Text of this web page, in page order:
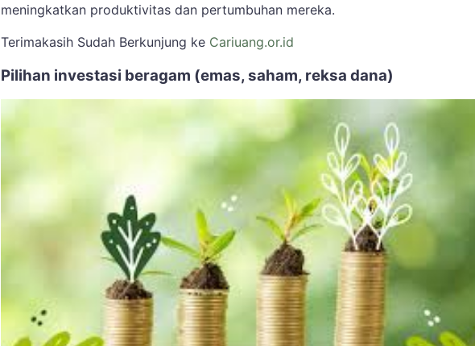
meningkatkan produktivitas dan pertumbuhan mereka.
Terimakasih Sudah Berkunjung ke Cariuang.or.id
Pilihan investasi beragam (emas, saham, reksa dana)